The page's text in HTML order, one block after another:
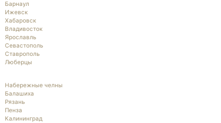
Барнаул
Ижевск
Хабаровск
Владивосток
Ярославль
Севастополь
Ставрополь
Люберцы
Набережные челны
Балашиха
Рязань
Пенза
Калининград